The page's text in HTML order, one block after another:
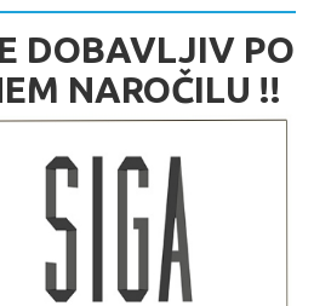
DOBAVLJIV PO
NAROČILU !!